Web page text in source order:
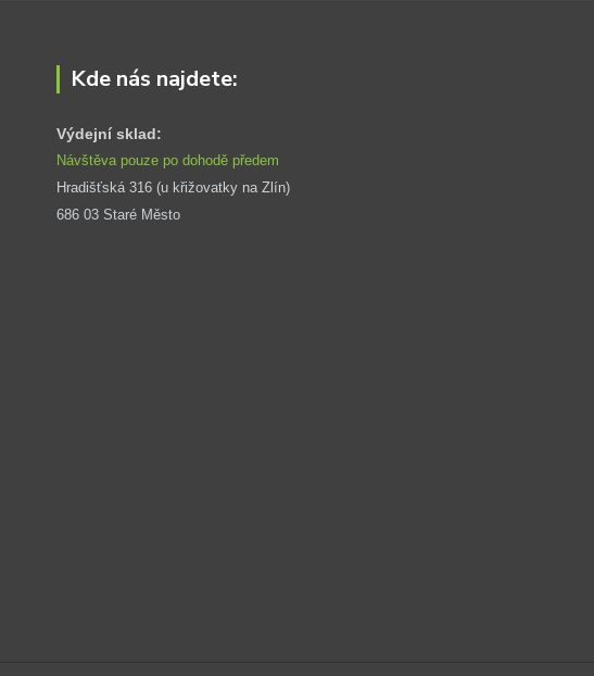
Kde nás najdete:
Výdejní sklad:
Návštěva pouze po dohodě předem
Hradišťská 316 (u křižovatky na Zlín)
686 03 Staré Město